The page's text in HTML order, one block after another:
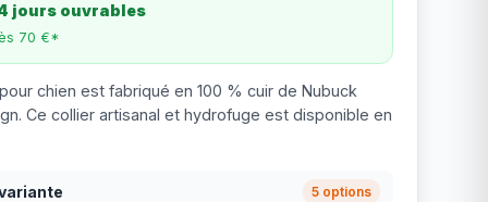
jours ouvrables
70 €*
chien est fabriqué en 100 % cuir de Nubuck
Ce collier artisanal et hydrofuge est disponible en
5 options